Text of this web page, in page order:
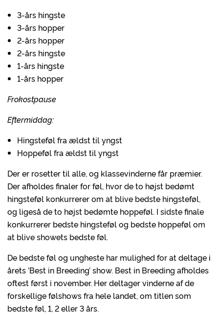
3-års hingste
3-års hopper
2-års hopper
2-års hingste
1-års hingste
1-års hopper
Frokostpause
Eftermiddag:
Hingsteføl fra ældst til yngst
Hoppeføl fra ældst til yngst
Der er rosetter til alle, og klassevinderne får præmier.
Der afholdes finaler for føl, hvor de to højst bedømt
hingsteføl konkurrerer om at blive bedste hingsteføl,
og ligeså de to højst bedømte hoppeføl. I sidste finale
konkurrerer bedste hingsteføl og bedste hoppeføl om
at blive showets bedste føl.
De bedste føl og ungheste har mulighed for at deltage i
årets ’Best in Breeding’ show. Best in Breeding afholdes
oftest først i november. Her deltager vinderne af de
forskellige følshows fra hele landet, om titlen som
bedste føl, 1, 2 eller 3 års.